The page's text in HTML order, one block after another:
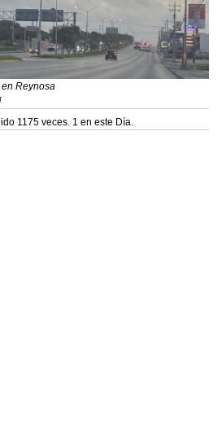
Reynosa
1175 veces. 1 en este Día.